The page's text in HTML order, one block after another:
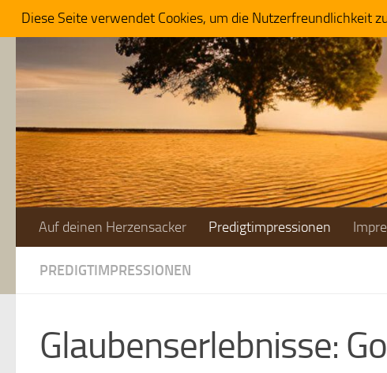
Zum Inhalt springen
Auf deinen Herzensacker Predigtimpressionen
PREDIGTIMPRESSIONEN
Glaubenserlebnisse:
Diese Seite verwendet Cookies, um die Nutzerfreundlichkeit